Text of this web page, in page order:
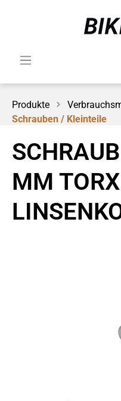
Produkte
Schrauben / Kleinteile
MM TORX